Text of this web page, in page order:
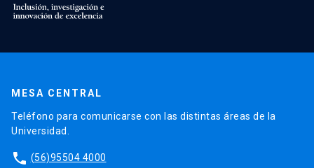
MESA CENTRAL
Teléfono para comunicarse con las distintas áreas de la
Universidad.
phone (56)95504 4000